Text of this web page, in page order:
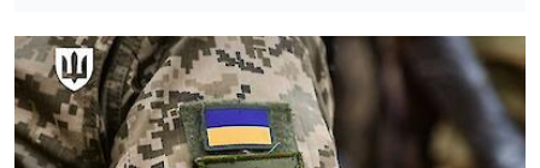
розрахунку майбутньої відстрочки
Ірина Де Люсто